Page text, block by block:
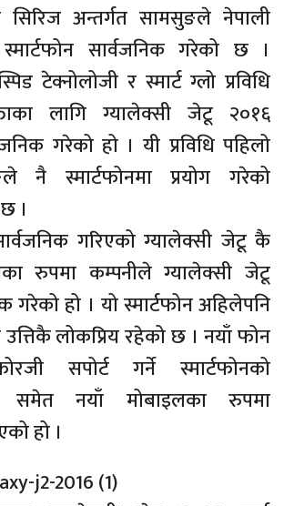
अन्तर्गत सामसुङले नेपाली
सार्वजनिक गरेको छ ।
टेक्नोलोजी र स्मार्ट ग्लो प्रविधि
लागि ग्यालेक्सी जेटू २०१६
गरेको हो । यी प्रविधि पहिलो
नै स्मार्टफोनमा प्रयोग गरेको
।
गरिएको ग्यालेक्सी जेटू कै
रुपमा कम्पनीले ग्यालेक्सी जेटू
गरेको हो । यो स्मार्टफोन अहिलेपनि
लोकप्रिय रहेको छ । नयाँ फोन
सपोर्ट गर्ने स्मार्टफोनको
समेत नयाँ मोबाइलका रुपमा
हो ।
j2-2016 (1)